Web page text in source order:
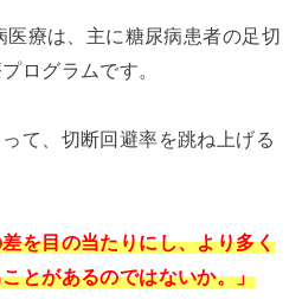
療は、主に糖尿病患者の足切
ログラムです。
て、切断回避率を跳ね上げる
を目の当たりにし、より多く
とがあるのではないか。」